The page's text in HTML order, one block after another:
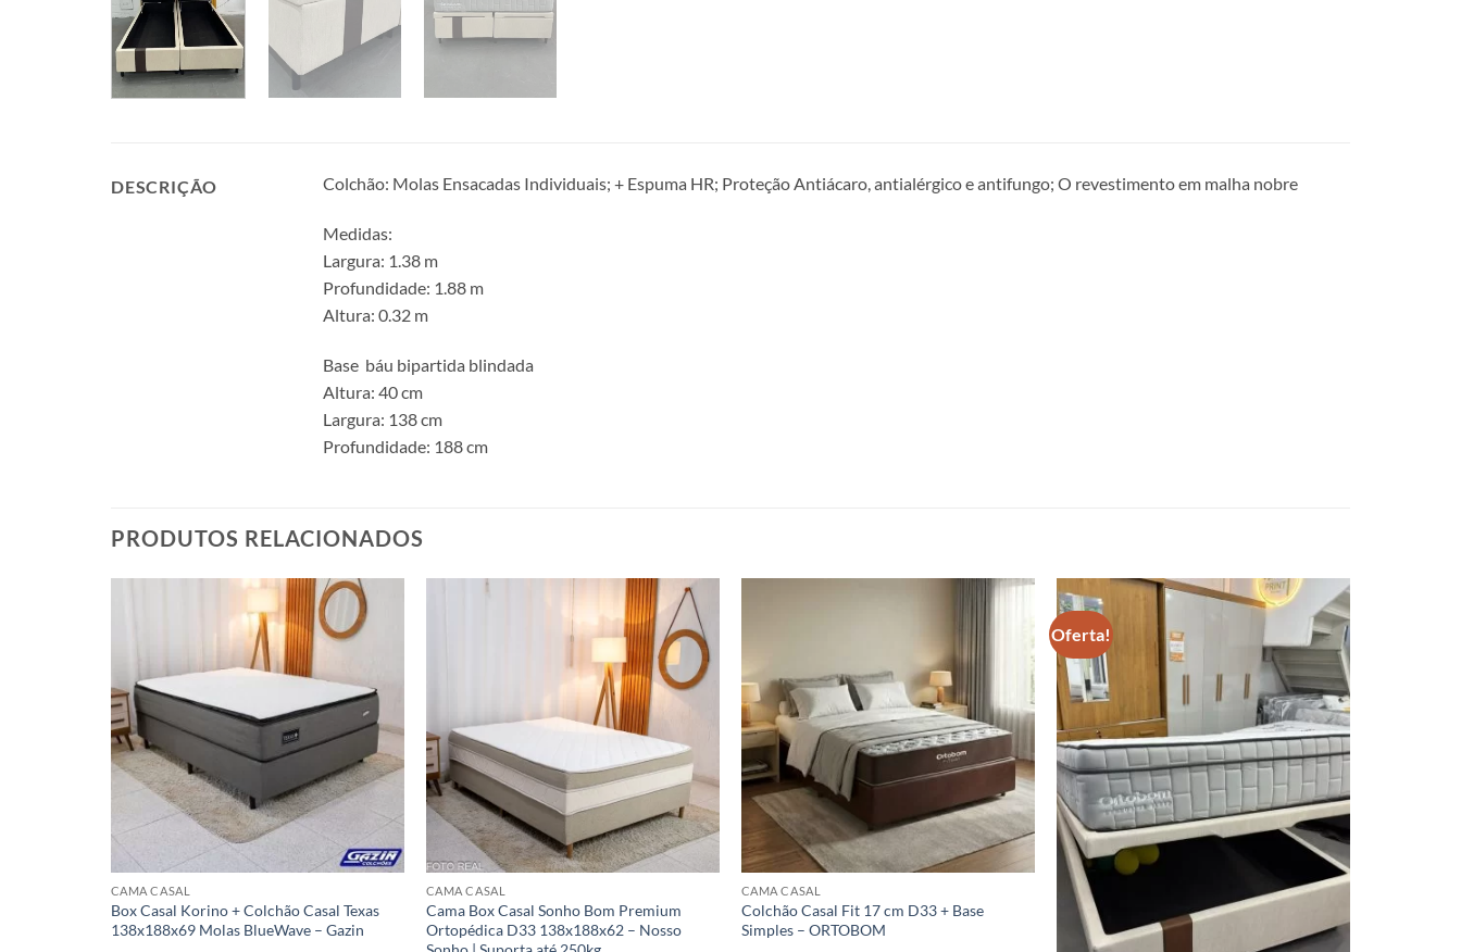
DESCRIÇÃO Colchão: Molas Ensacadas Individuais; + Espuma HR; Proteção Antiácaro, antialérgico e antifungo; O revestimento em malha nobre
Medidas:
Largura: 1.38 m
Profundidade: 1.88 m
Altura: 0.32 m
Base báu bipartida blindada
Altura: 40 cm
Largura: 138 cm
Profundidade: 188 cm
PRODUTOS RELACIONADOS
CAMA CASAL
Box Casal Korino + Colchão Casal Texas
138x188x69 Molas BlueWave – Gazin
CAMA CASAL
Cama Box Casal Sonho Bom Premium
Ortopédica D33 138x188x62 – Nosso
CAMA CASAL
Colchão Casal Fit 17 cm D33 + Base
Simples – ORTOBOM
Oferta!